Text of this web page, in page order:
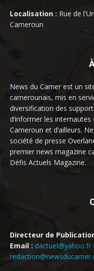
Localisation : Rue de
Cameroun
News du Camer est un
camerounais, mis en
diversification des
d’informer les
Cameroun et d’ailleurs.
société de presse
premier news magazine
Défis Actuels Magazine.
Directeur de
Email : dactuel@yahoo.fr